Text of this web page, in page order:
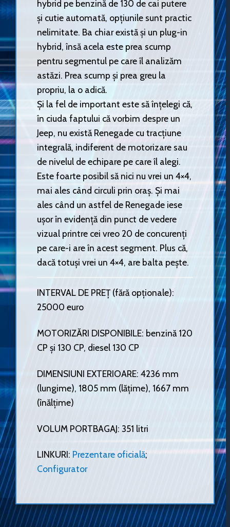
hybrid pe benzină de 130 de cai putere
și cutie automată, opțiunile sunt practic
nelimitate. Ba chiar există și un plug-in
hybrid, însă acela este prea scump
pentru segmentul pe care îl analizăm
astăzi. Prea scump și prea greu la
propriu, la o adică.
Și la fel de important este să înțelegi că,
în ciuda faptului că vorbim despre un
Jeep, nu există Renegade cu tracțiune
integrală, indiferent de motorizare sau
de nivelul de echipare pe care îl alegi.
Este foarte posibil să nici nu vrei un 4×4,
mai ales când circuli prin oraș. Și mai
ales când un astfel de Renegade iese
ușor în evidență din punct de vedere
vizual printre cei vreo 20 de concurenți
pe care-i are în acest segment. Plus că,
dacă totuși vrei un 4×4, are balta pește.
INTERVAL DE PREȚ (fără opționale):
25000 euro
MOTORIZĂRI DISPONIBILE: benzină 120
CP și 130 CP, diesel 130 CP
DIMENSIUNI EXTERIOARE: 4236 mm
(lungime), 1805 mm (lățime), 1667 mm
(înălțime)
VOLUM PORTBAGAJ: 351 litri
LINKURI: Prezentare oficială;
Configurator